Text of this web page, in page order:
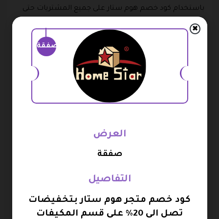
باستخدام كود خصم هوم ستار على جميع المشتريات حتى
20% .
في هذا القسم يتوفر غسالات حوضين وغساله فتحه علويه
غساله فتحه اماميه وافران و غسالات صحون والأساس
المنزلي والمكيفات منها سبليت وشباك وصحراوي ومبرد
هواء ودولابي و الميكرويف والفريزرات افقي وراسي واجهزه
الصغيره والثلاجات باب واحد وباب دولابي ذات البابين
برنامج وسبعة برامج ومنها ما يأتي باللون السيرفر واخرى
باللون الأبيض ويمكنك الان ان تقوم باستخدام كود خصم
صفقة
✖
العرض
صفقة
التفاصيل
كود خصم متجر هوم ستار بتخفيضات
تصل الى 20% على قسم المكيفات